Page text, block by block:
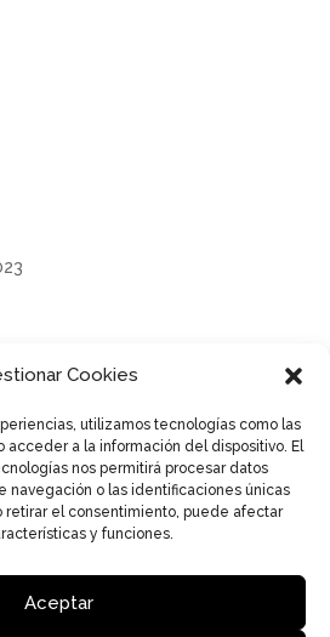
Cookies
utilizamos tecnologías como las
acceder a la información del dispositivo. El
nos permitirá procesar datos
navegación o las identificaciones únicas
retirar el consentimiento, puede afectar
y funciones.
Aceptar
Política de Privacidad